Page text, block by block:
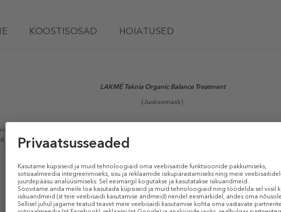
KOOSTISOSAD HOIATUSED
LAKMÉ Teknia Organic Balance Treatment
(Juuksemask)
Balance Treatment
tugevalt niisutav juuksehooldusvahend kõikidele juuksetüüpidele.
ja elastsed juuksed. 95% koostisosadest on looduslikku päritolu.
TOOTE OMADUSED